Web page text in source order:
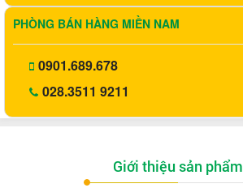
PHÒNG BÁN HÀNG MIỀN NAM
0901.689.678
028.3511 9211
Giới thiệu sản phẩm